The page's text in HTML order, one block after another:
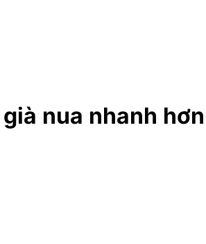
nua nhanh